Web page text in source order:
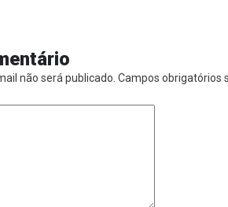
não será publicado. Campos obrigatórios